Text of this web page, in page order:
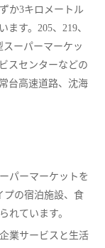
か3キロメートル
す。205、219、
ーパーマーケッ
スセンターなどの
台高速道路、沈海
パーマーケットを
プの宿泊施設、食
れています。
業サービスと生活